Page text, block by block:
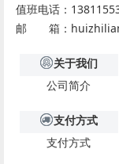
值班电话：
邮 箱：
关于我们
公司简介
支付方式
支付方式